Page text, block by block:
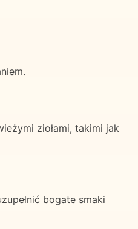
ziołami, takimi jak
bogate smaki